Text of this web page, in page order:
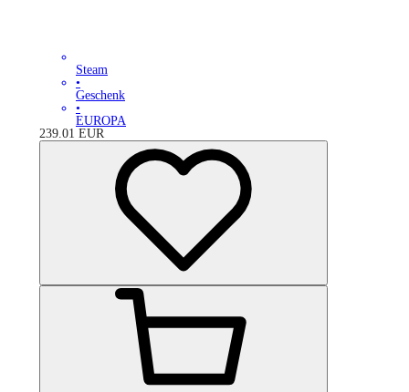
Steam
•
Geschenk
•
EUROPA
239.01 EUR